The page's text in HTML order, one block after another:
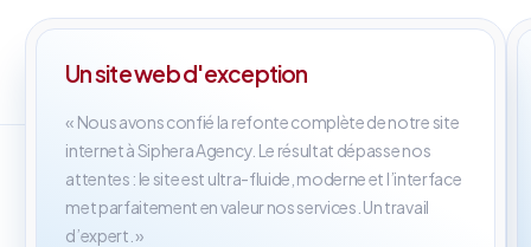
Un site web d'exception
« Nous avons confié la refonte complète de notre site
internet à Siphera Agency. Le résultat dépasse nos
attentes : le site est ultra-fluide, moderne et l’interface
met parfaitement en valeur nos services. Un travail
d’expert. »